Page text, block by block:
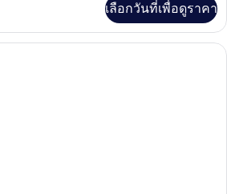
เลือกวันที่เพื่อดูราคา